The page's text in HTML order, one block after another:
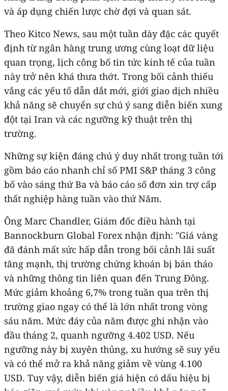
và áp dụng chiến lược chờ đợi và quan sát.
Theo Kitco News, sau một tuần dày đặc các quyết
định từ ngân hàng trung ương cùng loạt dữ liệu
quan trọng, lịch công bố tin tức kinh tế của tuần
này trở nên khá thưa thớt. Trong bối cảnh thiếu
vắng các yếu tố dẫn dắt mới, giới giao dịch nhiều
khả năng sẽ chuyển sự chú ý sang diễn biến xung
đột tại Iran và các ngưỡng kỹ thuật trên thị
trường.
Những sự kiện đáng chú ý duy nhất trong tuần tới
gồm báo cáo nhanh chỉ số PMI S&P tháng 3 công
bố vào sáng thứ Ba và báo cáo số đơn xin trợ cấp
thất nghiệp hàng tuần vào thứ Năm.
Ông Marc Chandler, Giám đốc điều hành tại
Bannockburn Global Forex nhận định: "Giá vàng
đã đánh mất sức hấp dẫn trong bối cảnh lãi suất
tăng mạnh, thị trường chứng khoán bị bán tháo
và những thông tin liên quan đến Trung Đông.
Mức giảm khoảng 6,7% trong tuần qua trên thị
trường giao ngay có thể là lớn nhất trong vòng
sáu năm. Mức đáy của năm được ghi nhận vào
đầu tháng 2, quanh ngưỡng 4.402 USD. Nếu
ngưỡng này bị xuyên thủng, xu hướng sẽ suy yếu
và có thể mở ra khả năng giảm về vùng 4.100
USD. Tuy vậy, diễn biến giá hiện có dấu hiệu bị